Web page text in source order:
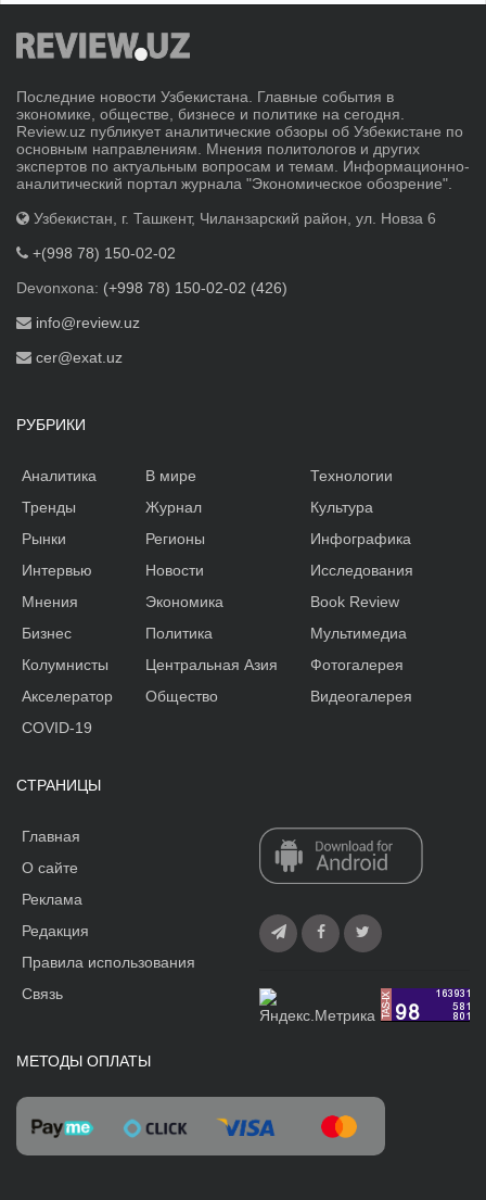
Последние новости Узбекистана. Главные события в
экономике, обществе, бизнесе и политике на сегодня.
Review.uz публикует аналитические обзоры об Узбекистане по
основным направлениям. Мнения политологов и других
экспертов по актуальным вопросам и темам. Информационно-
аналитический портал журнала "Экономическое обозрение".
Узбекистан, г. Ташкент, Чиланзарский район, ул. Новза 6
+(998 78) 150-02-02
Devonxona: (+998 78) 150-02-02 (426)
info@review.uz
cer@exat.uz
РУБРИКИ
Аналитика
Тренды
Рынки
Интервью
Мнения
Бизнес
Колумнисты
Акселератор
В мире
Журнал
Регионы
Новости
Экономика
Политика
Центральная Азия
Общество
Технологии
Культура
Инфографика
Исследования
Book Review
Мультимедиа
Фотогалерея
Видеогалерея
COVID-19
СТРАНИЦЫ
Главная
О сайте
Реклама
Редакция
Правила использования
Связь
МЕТОДЫ ОПЛАТЫ